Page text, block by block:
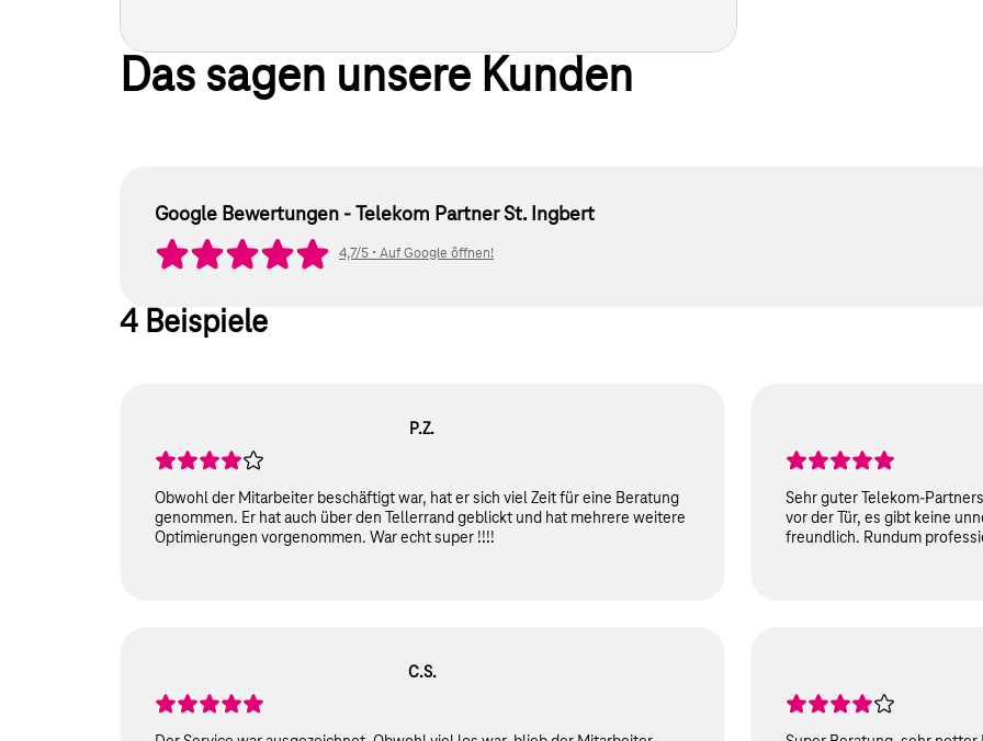
Das sagen unsere Kunden
Google Bewertungen - Telekom Partner St. Ingbert
Bewertung: 4,7 von 5 Sternen auf Google öffnen!
4,7/5 • Auf Google öffnen!
4 Beispiele
P.Z.
3 selected Stars
Obwohl der Mitarbeiter beschäftigt war, hat er sich viel Zeit für eine Beratung
genommen. Er hat auch über den Tellerrand geblickt und hat mehrere weitere
Optimierungen vorgenommen. War echt super !!!!
5 selected Stars
Sehr guter Telekom-
vor der Tür, es gibt keine
freundlich. Rundum
C.S.
4 selected Stars
4 selected Stars